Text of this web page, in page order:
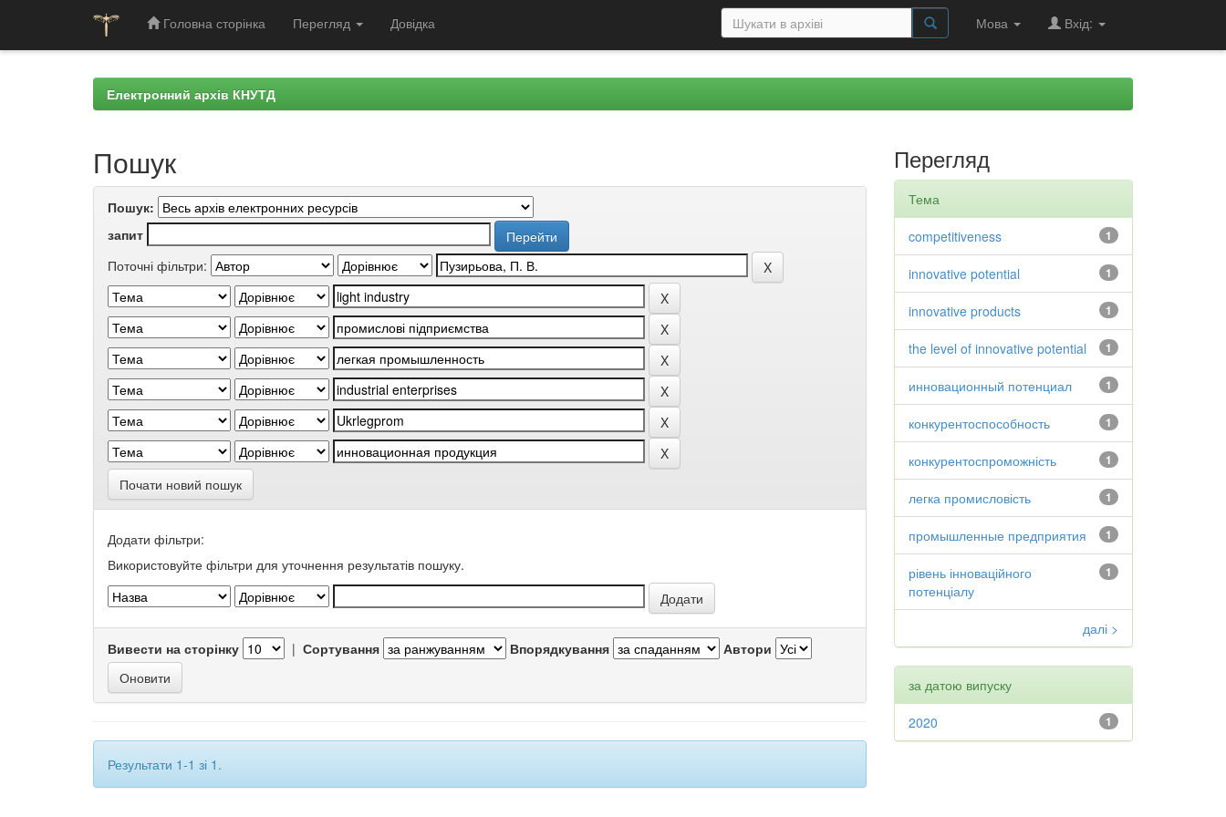
Головна сторінка Перегляд Довідка Мова Вхід:
Електронний архів КНУТД
Пошук
Пошук:
запит
Поточні фільтри:
Почати новий пошук
Додати фільтри:
Використовуйте фільтри для уточнення результатів пошуку.
Вивести на сторінку | Сортування Впорядкування Автори
Результати 1-1 зі 1.
Перегляд
Тема
1
competitiveness
1
innovative potential
1
innovative products
1
the level of innovative potential
1
инновационный потенциал
1
конкурентоспособность
1
конкурентоспроможність
1
легка промисловість
1
промышленные предприятия
1
рівень інноваційного
потенціалу
далі >
за датою випуску
1
2020